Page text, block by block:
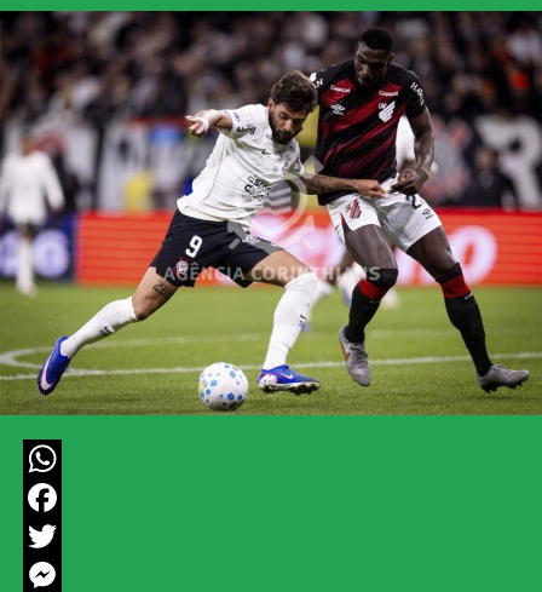
WhatsApp
Facebook
Twitter